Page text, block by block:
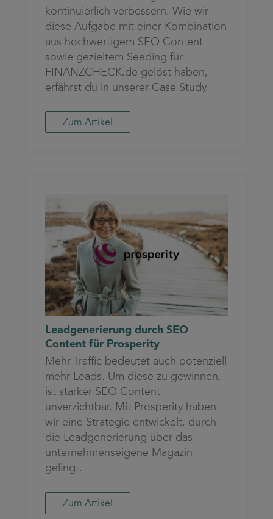
kontinuierlich verbessern. Wie wir
diese Aufgabe mit einer Kombination
aus hochwertigem SEO Content
sowie gezieltem Seeding für
FINANZCHECK.de gelöst haben,
erfährst du in unserer Case Study.
Zum Artikel
Leadgenerierung durch SEO
Content für Prosperity
Mehr Traffic bedeutet auch potenziell
mehr Leads. Um diese zu gewinnen,
ist starker SEO Content
unverzichtbar. Mit Prosperity haben
wir eine Strategie entwickelt, durch
die Leadgenerierung über das
unternehmenseigene Magazin
gelingt.
Zum Artikel